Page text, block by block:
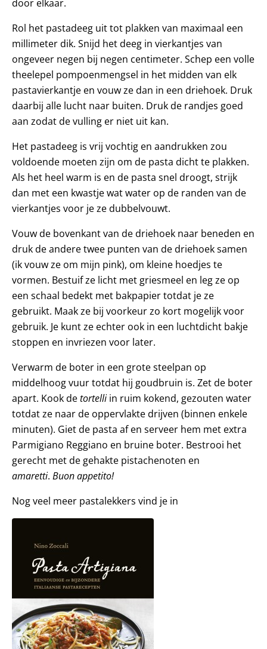
door elkaar.
Rol het pastadeeg uit tot plakken van maximaal een
millimeter dik. Snijd het deeg in vierkantjes van
ongeveer negen bij negen centimeter. Schep een volle
theelepel pompoenmengsel in het midden van elk
pastavierkantje en vouw ze dan in een driehoek. Druk
daarbij alle lucht naar buiten. Druk de randjes goed
aan zodat de vulling er niet uit kan.
Het pastadeeg is vrij vochtig en aandrukken zou
voldoende moeten zijn om de pasta dicht te plakken.
Als het heel warm is en de pasta snel droogt, strijk
dan met een kwastje wat water op de randen van de
vierkantjes voor je ze dubbelvouwt.
Vouw de bovenkant van de driehoek naar beneden en
druk de andere twee punten van de driehoek samen
(ik vouw ze om mijn pink), om kleine hoedjes te
vormen. Bestuif ze licht met griesmeel en leg ze op
een schaal bedekt met bakpapier totdat je ze
gebruikt. Maak ze bij voorkeur zo kort mogelijk voor
gebruik. Je kunt ze echter ook in een luchtdicht bakje
stoppen en invriezen voor later.
Verwarm de boter in een grote steelpan op
middelhoog vuur totdat hij goudbruin is. Zet de boter
apart. Kook detortelliin ruim kokend, gezouten water
totdat ze naar de oppervlakte drijven (binnen enkele
minuten). Giet de pasta af en serveer hem met extra
Parmigiano Reggiano en bruine boter. Bestrooi het
gerecht met de gehakte pistachenoten en
amaretti. Buon appetito!
Nog veel meer pastalekkers vind je in